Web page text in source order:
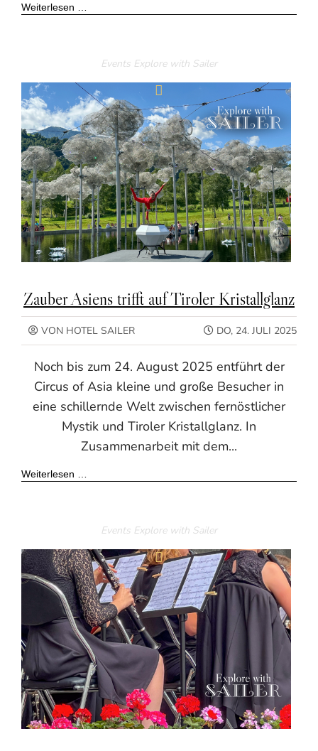
Weiterlesen …
Events Explore with Sailer
Zauber Asiens trifft auf Tiroler Kristallglanz
DO, 24. JULI 2025
VON HOTEL SAILER
Noch bis zum 24. August 2025 entführt der
Circus of Asia kleine und große Besucher in
eine schillernde Welt zwischen fernöstlicher
Mystik und Tiroler Kristallglanz. In
Zusammenarbeit mit dem...
Weiterlesen …
Events Explore with Sailer